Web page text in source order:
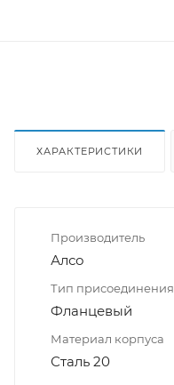
ХАРАКТЕРИСТИКИ
Производитель
Алсо
Тип присоединения
Фланцевый
Материал корпуса
Сталь 20